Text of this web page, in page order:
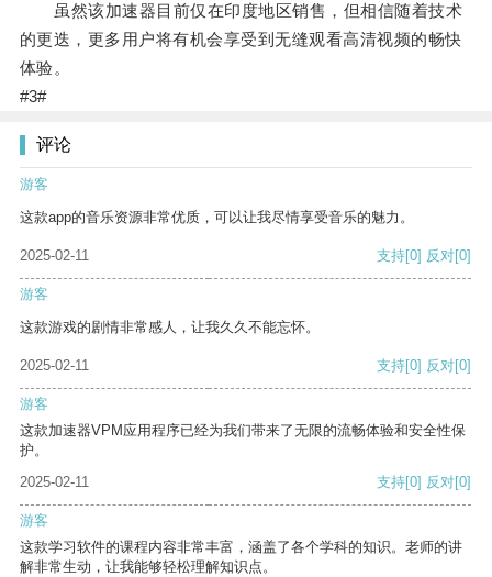
虽然该加速器目前仅在印度地区销售，但相信随着技术
的更迭，更多用户将有机会享受到无缝观看高清视频的畅快
体验。
#3#
评论
游客
这款app的音乐资源非常优质，可以让我尽情享受音乐的魅力。
2025-02-11 支持[0] 反对[0]
游客
这款游戏的剧情非常感人，让我久久不能忘怀。
2025-02-11 支持[0] 反对[0]
游客
这款加速器VPM应用程序已经为我们带来了无限的流畅体验和安全性保
护。
2025-02-11
支持[0] 反对[0]
游客
这款学习软件的课程内容非常丰富，涵盖了各个学科的知识。老师的讲
解非常生动，让我能够轻松理解知识点。